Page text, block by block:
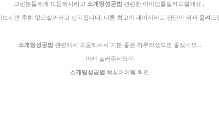
그런분들에게 도움되시라고 소­개­팅­성­공­법 관련한 아이템를알려드릴게요..
보시면 후회 없으실꺼라고 생각됩니다..나름 최고의 페이지라고 판단이 되서 올려드
소­개­팅­성­공­법 관련해서 도움되셔셔 기분 좋은 하루되셨으면 좋겠네요...
아래 눌러주세요^^
소­개­팅­성­공­법 핵심아이템 확인